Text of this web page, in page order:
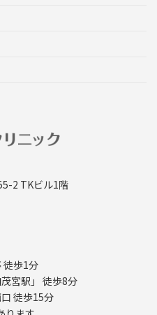
2 TKビル1階
徒歩1分
宮駅」 徒歩8分
徒歩15分